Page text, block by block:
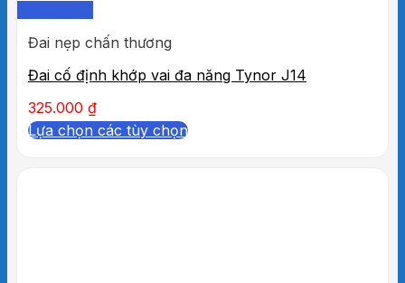
Đai nẹp chấn thương
Đai cố định khớp vai đa năng Tynor J14
325.000 ₫
Lựa chọn các tùy chọn